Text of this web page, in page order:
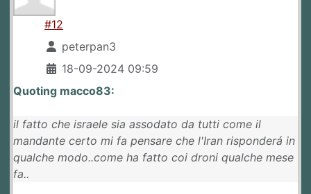
#12
peterpan3
18-09-2024 09:59
Quoting macco83:
il fatto che israele sia assodato da tutti come il
mandante certo mi fa pensare che l'Iran risponderá in
qualche modo..come ha fatto coi droni qualche mese
fa..